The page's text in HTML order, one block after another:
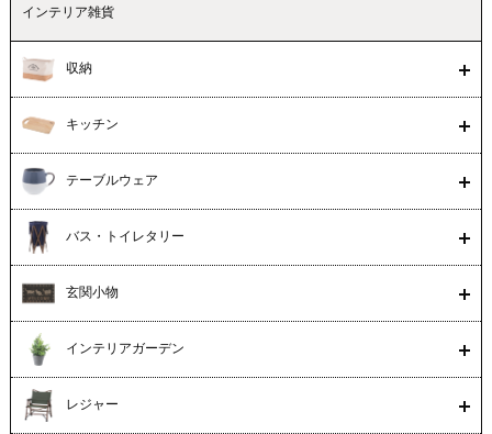
インテリア雑貨
収納
キッチン
テーブルウェア
バス・トイレタリー
玄関小物
インテリアガーデン
レジャー